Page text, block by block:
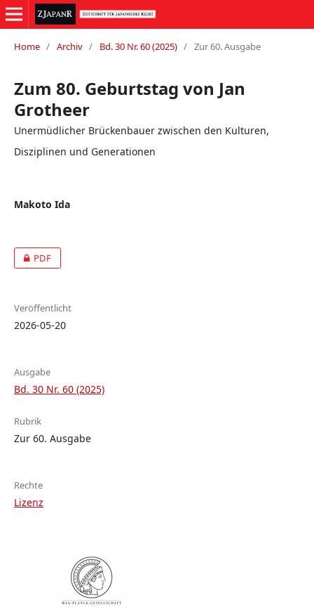
Home / Archiv / Bd. 30 Nr. 60 (2025) / Zur 60. Ausgabe
Zum 80. Geburtstag von Jan
Grotheer
Unermüdlicher Brückenbauer zwischen den Kulturen,
Disziplinen und Generationen
Makoto Ida
PDF
Veröffentlicht
2026-05-20
Ausgabe
Bd. 30 Nr. 60 (2025)
Rubrik
Zur 60. Ausgabe
Rechte
Lizenz